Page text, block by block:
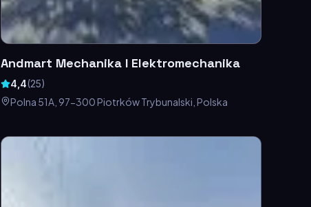
Andmart Mechanika I Elektromechanika
4,4(25)
Polna 51A, 97-300 Piotrków Trybunalski, Polska